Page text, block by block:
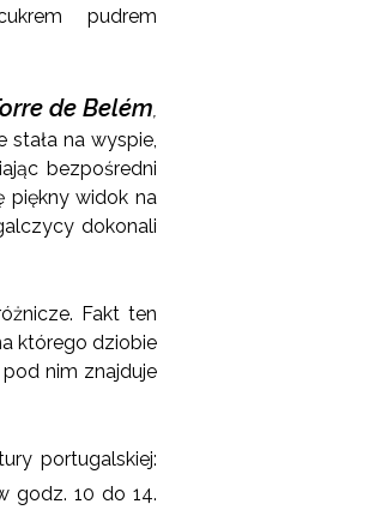
pudrem
de Belém
na wyspie,
bezpośredni
piękny widok na
dokonali
Fakt ten
którego dziobie
nim znajduje
portugalskiej:
godz. 10 do 14.